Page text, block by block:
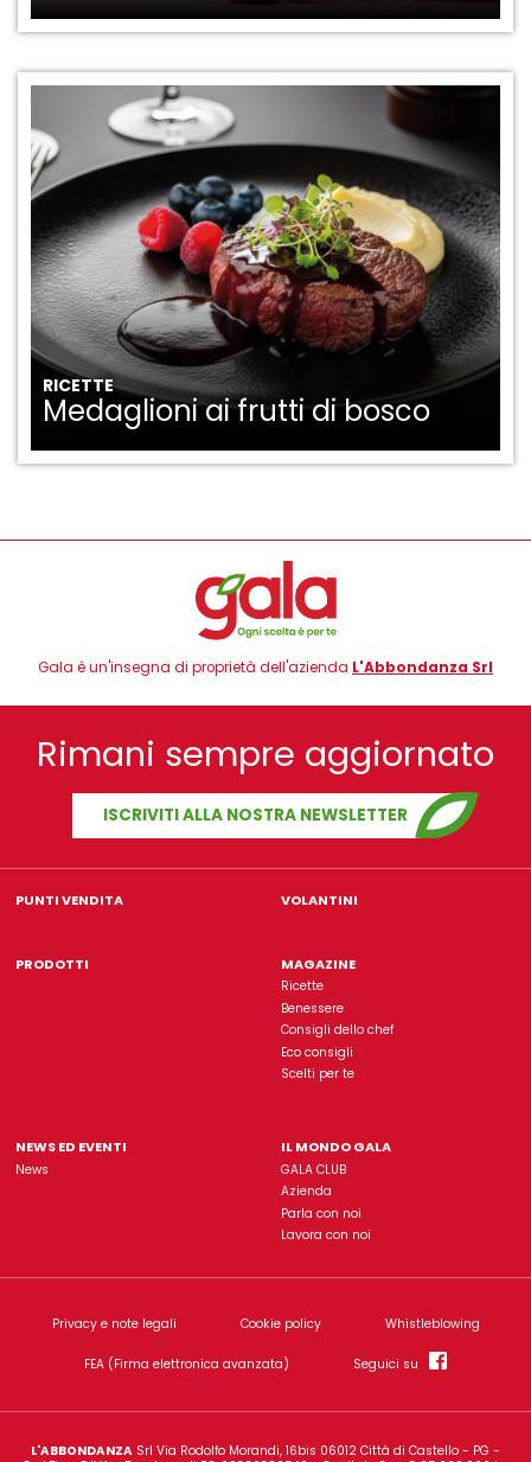
RICETTE
Medaglioni ai frutti di bosco
Gala è un'insegna di proprietà dell'azienda